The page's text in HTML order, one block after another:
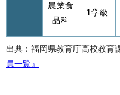
農業食
品科
1学級
出典：福岡県教育庁高校教育
員一覧』